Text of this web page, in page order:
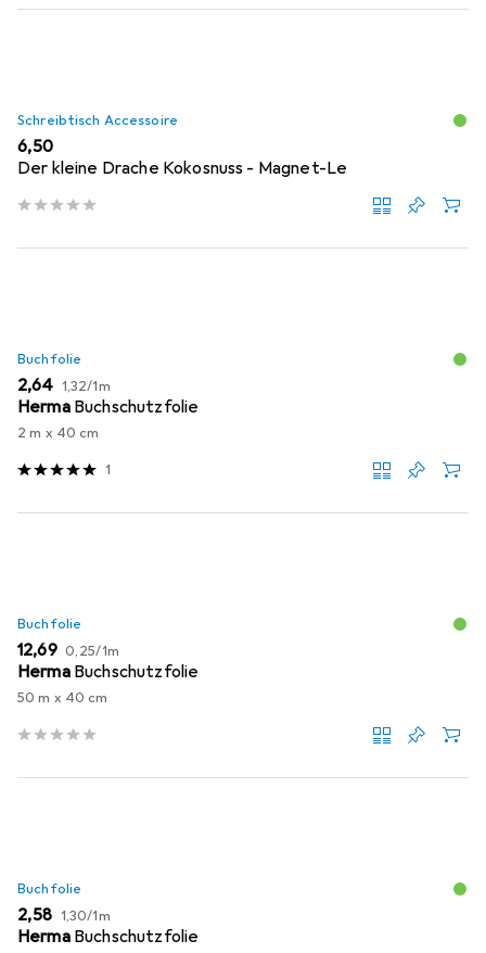
Schreibtisch Accessoire
EUR
6,50
Der kleine Drache Kokosnuss - Magnet-Le
Buchfolie
EUR
2,64 EUR
1,32/1m
Herma Buchschutzfolie
2 m x 40 cm
1
Buchfolie
EUR
12,69 EUR
0,25/1m
Herma Buchschutzfolie
50 m x 40 cm
Buchfolie
EUR
2,58 EUR
1,30/1m
Herma Buchschutzfolie